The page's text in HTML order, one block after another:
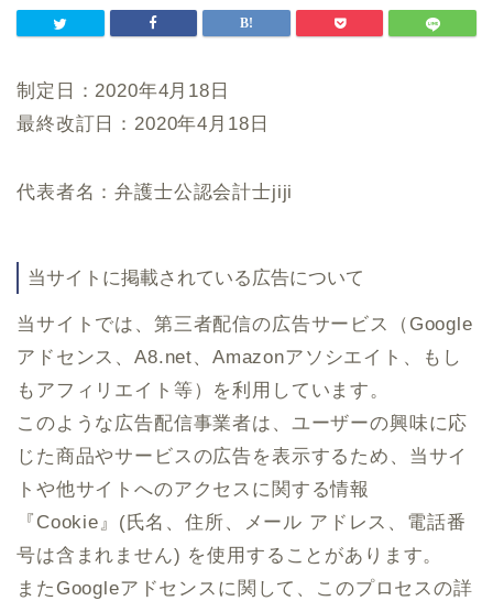
制定日：2020年4月18日
最終改訂日：2020年4月18日
代表者名：弁護士公認会計士jiji
当サイトに掲載されている広告について
当サイトでは、第三者配信の広告サービス（Google
アドセンス、A8.net、Amazonアソシエイト、もし
もアフィリエイト等）を利用しています。
このような広告配信事業者は、ユーザーの興味に応
じた商品やサービスの広告を表示するため、当サイ
トや他サイトへのアクセスに関する情報
『Cookie』(氏名、住所、メール アドレス、電話番
号は含まれません) を使用することがあります。
またGoogleアドセンスに関して、このプロセスの詳